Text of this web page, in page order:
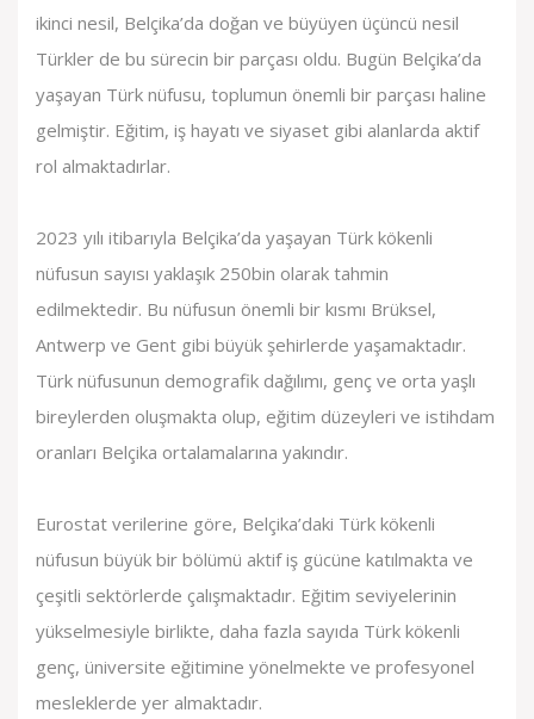
ikinci nesil, Belçika’da doğan ve büyüyen üçüncü nesil
Türkler de bu sürecin bir parçası oldu. Bugün Belçika’da
yaşayan Türk nüfusu, toplumun önemli bir parçası haline
gelmiştir. Eğitim, iş hayatı ve siyaset gibi alanlarda aktif
rol almaktadırlar.
2023 yılı itibarıyla Belçika’da yaşayan Türk kökenli
nüfusun sayısı yaklaşık 250bin olarak tahmin
edilmektedir. Bu nüfusun önemli bir kısmı Brüksel,
Antwerp ve Gent gibi büyük şehirlerde yaşamaktadır.
Türk nüfusunun demografik dağılımı, genç ve orta yaşlı
bireylerden oluşmakta olup, eğitim düzeyleri ve istihdam
oranları Belçika ortalamalarına yakındır.
Eurostat verilerine göre, Belçika’daki Türk kökenli
nüfusun büyük bir bölümü aktif iş gücüne katılmakta ve
çeşitli sektörlerde çalışmaktadır. Eğitim seviyelerinin
yükselmesiyle birlikte, daha fazla sayıda Türk kökenli
genç, üniversite eğitimine yönelmekte ve profesyonel
mesleklerde yer almaktadır.